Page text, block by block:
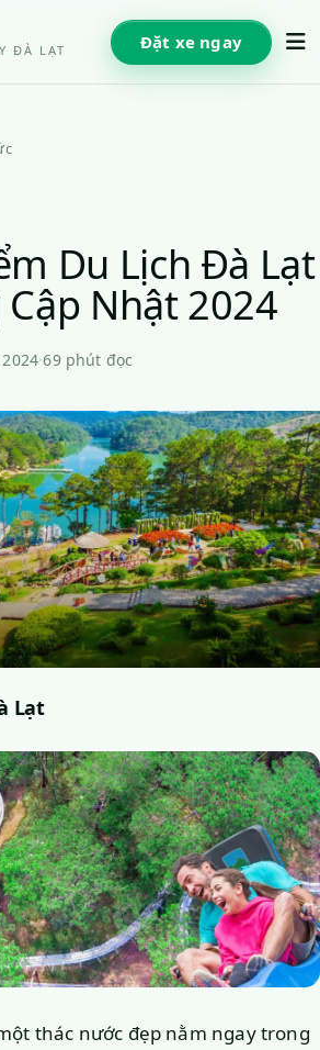
ĐÀ LẠT Đặt xe ngay
Du Lịch Đà Lạt
Nhật 2024
2024·69 phút đọc
Lạt
thác nước đẹp nằm ngay trong